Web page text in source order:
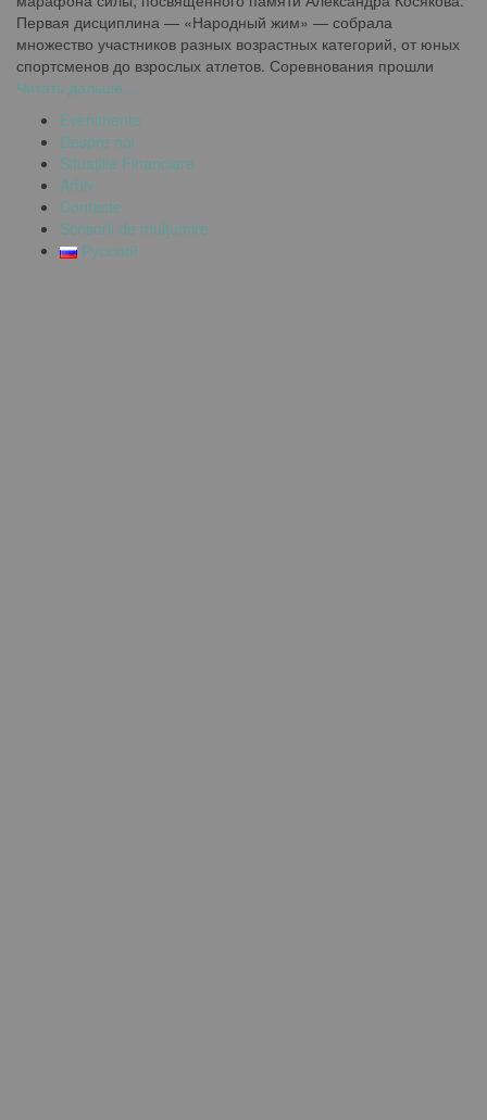
Первая дисциплина — «Народный жим» — собрала
множество участников разных возрастных категорий, от юных
спортсменов до взрослых атлетов. Соревнования прошли
Читать дальше…
Evenimente
Despre noi
Situațiile Financiare
Arhiv
Contacte
Scrisorii de mulțumire
Русский